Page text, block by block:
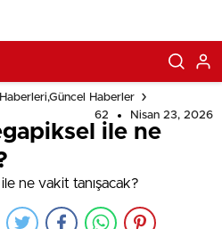
Haberler
62
Nisan 23, 2026
ile ne